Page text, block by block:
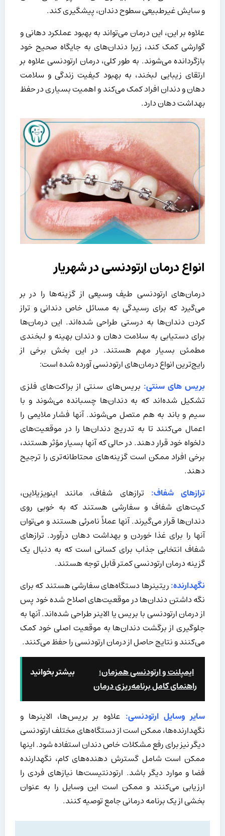
و سایش غیرطبیعی سطوح دندان، پیشگیری کند.
علاوه بر این، این درمان می‌تواند به بهبود عملکرد دهانی و
گوارشی کمک کند، زیرا دندان‌های به جایگاه صحیح خود
بازگردانده می‌شوند. به طور کلی، درمان ارتودنسی علاوه بر
ارتقای زیبایی لبخند، به بهبود کیفیت زندگی و سلامت
دهان و دندان افراد کمک می‌کند و اهمیت بسیاری در حفظ
بهداشت دهان دارد.
انواع درمان‌ ارتودنسی در شهریار
درمان‌های ارتودنسی طیف وسیعی از گزینه‌ها را در بر
می‌گیرد که برای رسیدگی به مسائل خاص دندانی و تراز
کردن دندان‌ها به درستی طراحی شده‌اند. این درمان‌ها
برای دستیابی به سلامت دهان و دندان بهینه و لبخندی
مطمئن بسیار مهم هستند. در این بخش برخی از
رایج‌ترین انواع درمان‌های ارتودنسی آورده شده است:
بریس‌ های سنتی: بریس‌های سنتی از براکت‌های فلزی
تشکیل شده‌اند که به دندان‌ها چسبانده می‌شوند و با
سیم و باند به هم متصل می‌شوند. آنها فشار ملایمی را
اعمال می‌کنند تا به تدریج دندان‌ها را در موقعیت‌های
دلخواه خود قرار دهند. در حالی که آنها بسیار مؤثر هستند،
برخی افراد ممکن است گزینه‌های محتاطانه‌تری را ترجیح
دهند.
ترازهای شفاف: ترازهای شفاف، مانند اینویزیلاین،
کیت‌های شفاف و سفارشی هستند که به خوبی روی
دندان‌ها قرار می‌گیرند. آنها عملاً نامرئی هستند و می‌توان
آنها را برای غذا خوردن و بهداشت دهان درآورد. ترازهای
شفاف انتخابی جذاب برای کسانی است که به دنبال یک
گزینه درمان ارتودنسی کمتر قابل توجه هستند.
نگهدارنده:ریتینرها دستگاه‌های سفارشی هستند که برای
نگه داشتن دندان‌ها در موقعیت‌های اصلاح شده خود پس
از درمان ارتودنسی با بریس یا الاینر طراحی شده‌اند. آنها به
جلوگیری از برگشت دندان‌ها به موقعیت اصلی خود کمک
می‌کنند و نتایج حاصل از درمان ارتودنسی را حفظ می‌کنند.
بیشتر بخوانید
ایمپلنت و ارتودنسی همزمان؛
راهنمای کامل برنامه‌ریزی درمان
سایر وسایل ارتودنسی: علاوه بر بریس‌ها، الاینرها و
نگهدارنده‌ها، ممکن است از دستگاه‌های مختلف ارتودنسی
دیگر نیز برای رفع مشکلات خاص دندان استفاده شود. اینها
ممکن است شامل گسترش دهنده‌های کام، نگهدارنده
فضا و موارد دیگر باشد. ارتودنتیست‌ها نیازهای فردی را
ارزیابی می‌کنند و ممکن است این وسایل را به عنوان
بخشی از یک برنامه درمانی جامع توصیه کنند.